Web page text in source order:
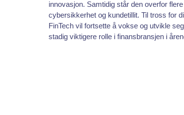
innovasjon. Samtidig står den overfor
cybersikkerhet og kundetillit. Til tross for
FinTech vil fortsette å vokse og utvikle
stadig viktigere rolle i finansbransjen i